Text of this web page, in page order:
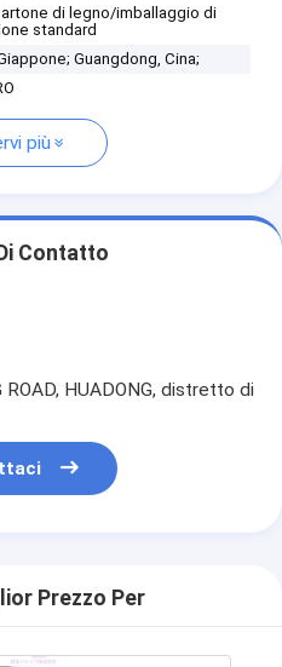
di legno/imballaggio di
standard
Guangdong, Cina;
più
Contatto
ROAD, HUADONG, distretto di
Prezzo Per